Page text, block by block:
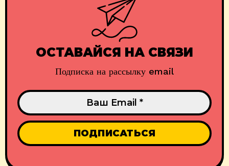
ОСТАВАЙСЯ НА СВЯЗИ
Подписка на рассылку email